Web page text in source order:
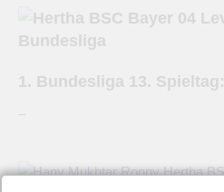
1. Bundesliga 13. Spieltag:
–